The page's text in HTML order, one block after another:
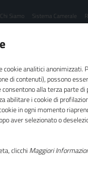
Chi Siamo Sistema Camerale
camerale
alle mPI (micro e
cookie analitici anonimizzati.
di contenuti), possono
alla terza parte
abilitare i cookie di
in ogni momento
aver selezionato o
clicchi Maggiori